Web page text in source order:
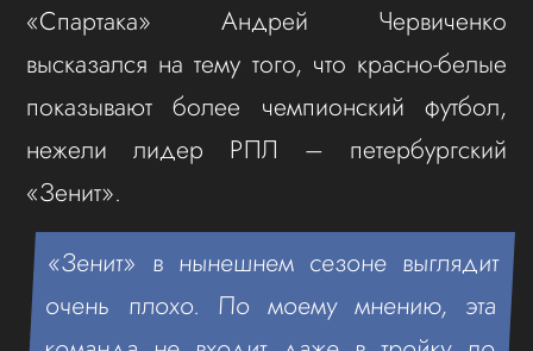
«Спартака» Андрей Червиченко
высказался на тему того, что красно-белые
показывают более чемпионский футбол,
нежели лидер РПЛ – петербургский
«Зенит».
«Зенит» в нынешнем сезоне выглядит
очень плохо. По моему мнению, эта